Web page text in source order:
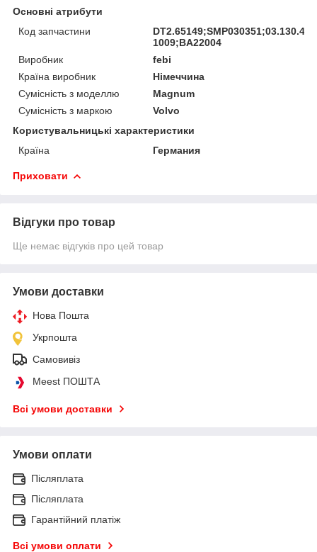
Основні атрибути
Код запчастини
1009;BA22004
Виробник
febi
Країна виробник
Німеччина
Сумісність з моделлю
Magnum
Сумісність з маркою
Volvo
Користувальницькі характеристики
Країна
Германия
Приховати
Відгуки про товар
Ще немає відгуків про цей товар
Умови доставки
Нова Пошта
Укрпошта
Самовивіз
Meest ПОШТА
Всі умови доставки
Умови оплати
Післяплата
Післяплата
Гарантійний платіж
Всі умови оплати